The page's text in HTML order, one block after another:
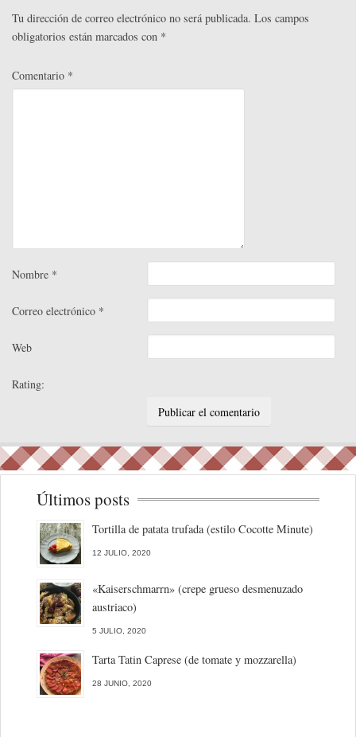
r
Tu dirección de correo electrónico no será publicada. Los campos
obligatorios están marcados con *
Comentario *
Nombre *
Correo electrónico *
Web
Rating:
Últimos posts
Tortilla de patata trufada (estilo Cocotte Minute)
12 JULIO, 2020
«Kaiserschmarrn» (crepe grueso desmenuzado
austriaco)
5 JULIO, 2020
Tarta Tatin Caprese (de tomate y mozzarella)
28 JUNIO, 2020